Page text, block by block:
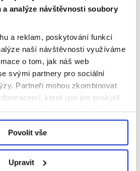
a analýze návštěvnosti soubory
a reklam, poskytování funkcí
naší návštěvnosti využíváme
o tom, jak náš web
svými partnery pro sociální
Partneři mohou zkombinovat
které jste jim poskytli
získali v důsledku toho, že
Povolit vše
Upravit
ochrany totožnosti oznamovatele
informací uvedených v oznámení
Současně má DPO povinnost
informací způsobem umožňujícím
DPO
odst. 1 Zákona jsou určeni vedoucí
a vedoucí oddělení právní